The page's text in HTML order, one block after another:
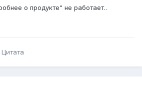
о продукте" не работает..
Цитата